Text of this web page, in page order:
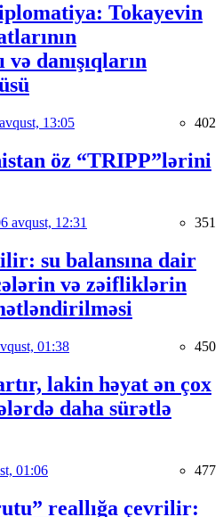
Tokayevin
və danışıqların
13:05 402
öz “TRIPP”lərini
avqust, 12:31 351
su balansına dair
və zəifliklərin
01:38 450
lakin həyat ən çox
daha sürətlə
01:06 477
reallığa çevrilir: